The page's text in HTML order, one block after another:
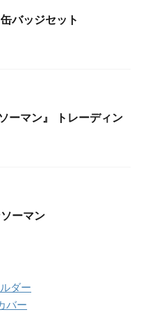
バッジセット
ーマン』 トレーディン
ーマン
ダー
バー